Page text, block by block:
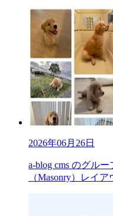
2026年06月26日
a-blog cms のグル
（Masonry）レイ